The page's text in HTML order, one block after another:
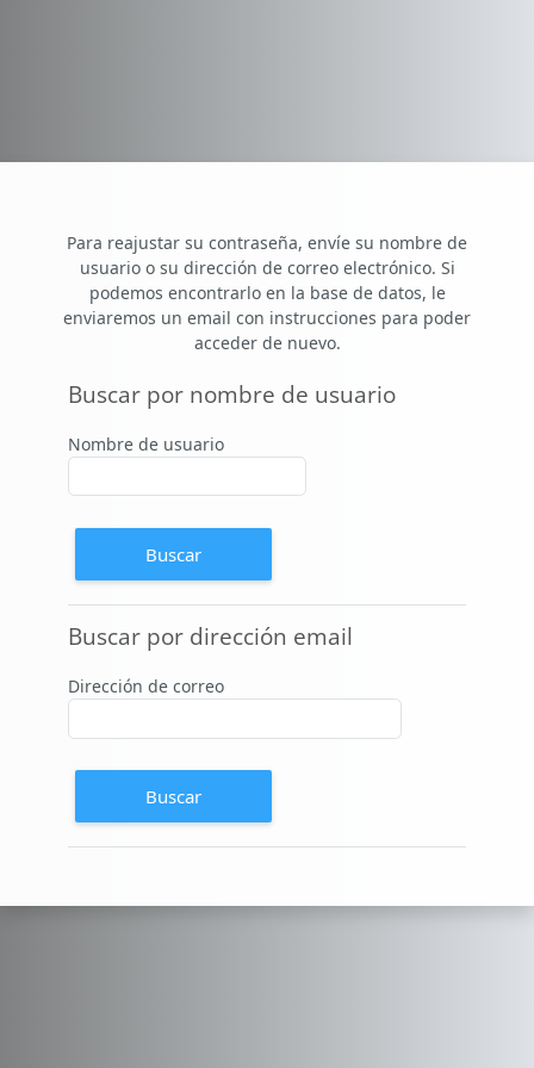
Para reajustar su contraseña, envíe su nombre de
usuario o su dirección de correo electrónico. Si
podemos encontrarlo en la base de datos, le
enviaremos un email con instrucciones para poder
acceder de nuevo.
Buscar por nombre de usuario
Buscar por nombre de usuario
Nombre de usuario
Buscar por dirección email
Buscar por dirección email
Dirección de correo